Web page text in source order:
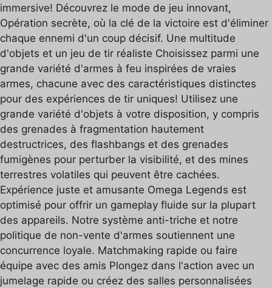
immersive! Découvrez le mode de jeu innovant,
Opération secrète, où la clé de la victoire est d'éliminer
chaque ennemi d'un coup décisif. Une multitude
d'objets et un jeu de tir réaliste Choisissez parmi une
grande variété d'armes à feu inspirées de vraies
armes, chacune avec des caractéristiques distinctes
pour des expériences de tir uniques! Utilisez une
grande variété d'objets à votre disposition, y compris
des grenades à fragmentation hautement
destructrices, des flashbangs et des grenades
fumigènes pour perturber la visibilité, et des mines
terrestres volatiles qui peuvent être cachées.
Expérience juste et amusante Omega Legends est
optimisé pour offrir un gameplay fluide sur la plupart
des appareils. Notre système anti-triche et notre
politique de non-vente d'armes soutiennent une
concurrence loyale. Matchmaking rapide ou faire
équipe avec des amis Plongez dans l'action avec un
jumelage rapide ou créez des salles personnalisées